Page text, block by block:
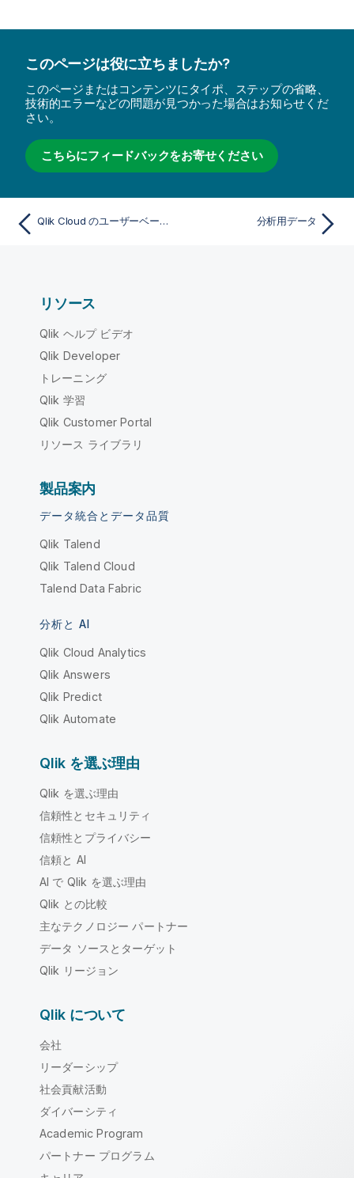
このページは役に立ちましたか?
このページまたはコンテンツにタイポ、ステップの省略、
技術的エラーなどの問題が見つかった場合はお知らせくだ
さい。
こちらにフィードバックをお寄せください
Qlik Cloud のユーザーベースのサブスクリプション 分析用データ
リソース
Qlik ヘルプ ビデオ
Qlik Developer
トレーニング
Qlik 学習
Qlik Customer Portal
リソース ライブラリ
製品案内
データ統合とデータ品質
Qlik Talend
Qlik Talend Cloud
Talend Data Fabric
分析と AI
Qlik Cloud Analytics
Qlik Answers
Qlik Predict
Qlik Automate
Qlik を選ぶ理由
Qlik を選ぶ理由
信頼性とセキュリティ
信頼性とプライバシー
信頼と AI
AI で Qlik を選ぶ理由
Qlik との比較
主なテクノロジー パートナー
データ ソースとターゲット
Qlik リージョン
Qlik について
会社
リーダーシップ
社会貢献活動
ダイバーシティ
Academic Program
パートナー プログラム